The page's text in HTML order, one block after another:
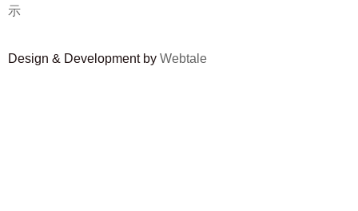
示
Design & Development by Webtale